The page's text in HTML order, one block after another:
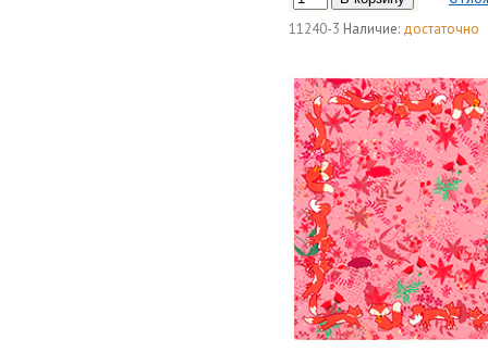
11240-3 Наличие: достаточно